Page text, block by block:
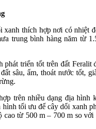
xanh thích hợp nơi có nhiệt
trung bình hàng năm từ
phát triển tốt trên đất Feralit
sâu, ẩm, thoát nước tốt,
trên nhiều dạng địa hình
hình tối ưu để cây dổi xanh
cao từ 500 m – 700 m so